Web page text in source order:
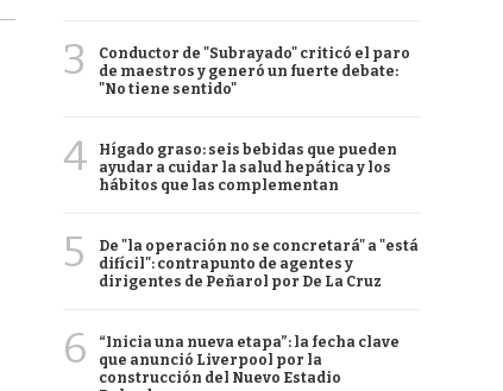
3
Conductor de "Subrayado" criticó el paro
de maestros y generó un fuerte debate:
"No tiene sentido"
4
Hígado graso: seis bebidas que pueden
ayudar a cuidar la salud hepática y los
hábitos que las complementan
5
De "la operación no se concretará" a "está
difícil": contrapunto de agentes y
dirigentes de Peñarol por De La Cruz
6
“Inicia una nueva etapa”: la fecha clave
que anunció Liverpool por la
construcción del Nuevo Estadio